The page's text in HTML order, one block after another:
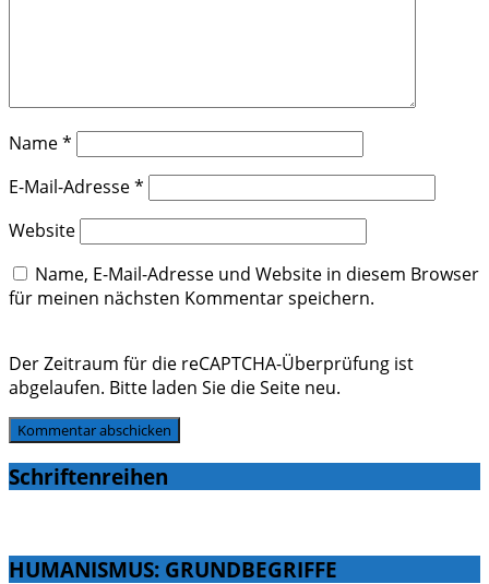
Name*
E-Mail-Adresse*
Website
Name, E-Mail-Adresse und Website in diesem Browser
für meinen nächsten Kommentar speichern.
Der Zeitraum für die reCAPTCHA-Überprüfung ist
abgelaufen. Bitte laden Sie die Seite neu.
Schriftenreihen
HUMANISMUS: GRUNDBEGRIFFE